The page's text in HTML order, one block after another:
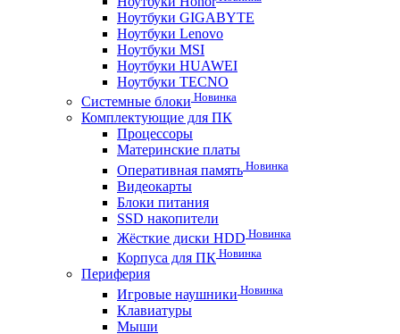
Ноутбуки GIGABYTE
Ноутбуки Lenovo
Ноутбуки MSI
Ноутбуки HUAWEI
Ноутбуки TECNO
Системные блоки Новинка
Комплектующие для ПК
Процессоры
Материнские платы
Оперативная память Новинка
Видеокарты
Блоки питания
SSD накопители
Жёсткие диски HDD Новинка
Корпуса для ПК Новинка
Периферия
Игровые наушники Новинка
Клавиатуры
Мыши